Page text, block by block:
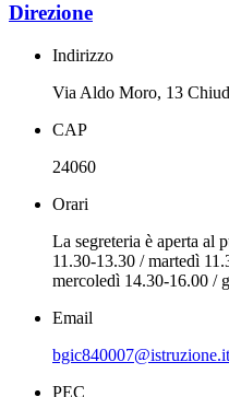
Direzione
Indirizzo
Via Aldo Moro, 13
CAP
24060
Orari
La segreteria è aperta al
11.30-13.30 / martedì
mercoledì 14.30-16.00 /
Email
bgic840007@istruzione.it
PEC